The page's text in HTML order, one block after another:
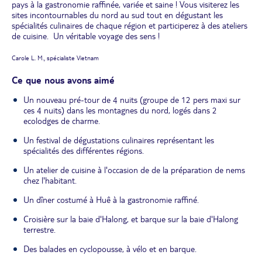
pays à la gastronomie raffinée, variée et saine ! Vous visiterez les
sites incontournables du nord au sud tout en dégustant les
spécialités culinaires de chaque région et participerez à des ateliers
de cuisine. Un véritable voyage des sens !
Carole L. M., spécialiste Vietnam
Ce que nous avons aimé
Un nouveau pré-tour de 4 nuits (groupe de 12 pers maxi sur
ces 4 nuits) dans les montagnes du nord, logés dans 2
ecolodges de charme.
Un festival de dégustations culinaires représentant les
spécialités des différentes régions.
Un atelier de cuisine à l'occasion de de la préparation de nems
chez l'habitant.
Un dîner costumé à Huê à la gastronomie raffiné.
Croisière sur la baie d'Halong, et barque sur la baie d'Halong
terrestre.
Des balades en cyclopousse, à vélo et en barque.